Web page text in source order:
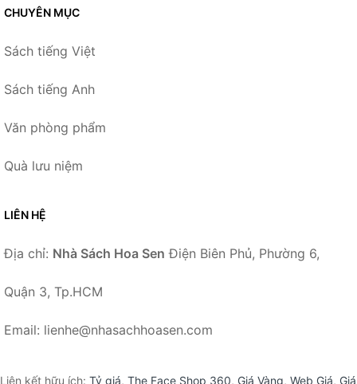
CHUYÊN MỤC
Sách tiếng Việt
Sách tiếng Anh
Văn phòng phẩm
Quà lưu niệm
LIÊN HỆ
Địa chỉ: Nhà Sách Hoa Sen Điện Biên Phủ, Phường 6,
Quận 3, Tp.HCM
Email: lienhe@nhasachhoasen.com
Liên kết hữu ích: Tỷ giá, The Face Shop 360, Giá Vàng, Web Giá, Giá